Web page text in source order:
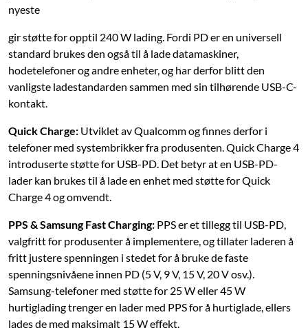
nyeste
gir støtte for opptil 240 W lading. Fordi PD er en universell
standard brukes den også til å lade datamaskiner,
hodetelefoner og andre enheter, og har derfor blitt den
vanligste ladestandarden sammen med sin tilhørende USB-C-
kontakt.
Quick Charge: Utviklet av Qualcomm og finnes derfor i
telefoner med systembrikker fra produsenten. Quick Charge 4
introduserte støtte for USB-PD. Det betyr at en USB-PD-
lader kan brukes til å lade en enhet med støtte for Quick
Charge 4 og omvendt.
PPS & Samsung Fast Charging: PPS er et tillegg til USB-PD,
valgfritt for produsenter å implementere, og tillater laderen å
fritt justere spenningen i stedet for å bruke de faste
spenningsnivåene innen PD (5 V, 9 V, 15 V, 20 V osv.).
Samsung-telefoner med støtte for 25 W eller 45 W
hurtiglading trenger en lader med PPS for å hurtiglade, ellers
lades de med maksimalt 15 W effekt.